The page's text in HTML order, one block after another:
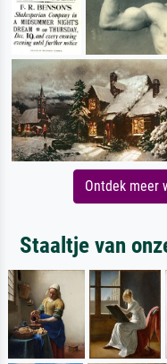
Ontdek meer
Staaltje van